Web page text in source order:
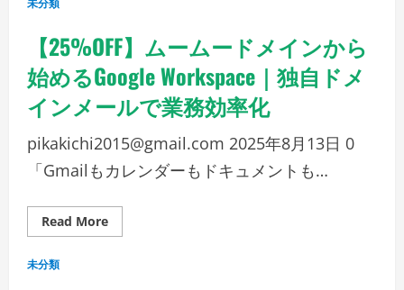
で、
ど
こ
で
も
全
な
オ
フ
ィ
ス
——
ム
ー
未分類
【25%OFF】ムームードメインから
始めるGoogle Workspace｜独自ドメ
インメールで業務効率化
pikakichi2015@gmail.com 2025年8月13日 0
「Gmailもカレンダーもドキュメントも…
Read MoreRead
more
未分類